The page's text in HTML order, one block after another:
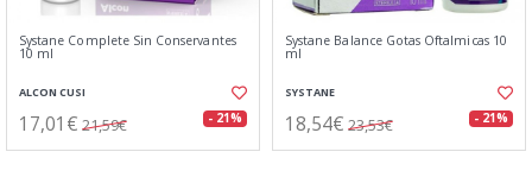
Systane Complete Sin Conservantes
10 ml
ALCON CUSI
17,01€ 21,59€ - 21%
Systane Balance Gotas Oftalmicas 10
ml
SYSTANE
18,54€ 23,53€ - 21%